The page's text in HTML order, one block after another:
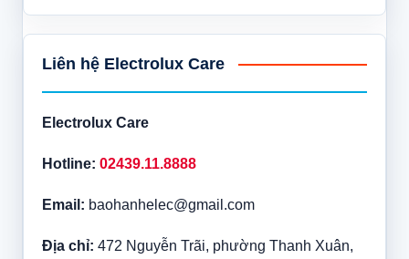
Liên hệ Electrolux Care
Electrolux Care
Hotline: 02439.11.8888
Email: baohanhelec@gmail.com
Địa chỉ: 472 Nguyễn Trãi, phường Thanh Xuân,